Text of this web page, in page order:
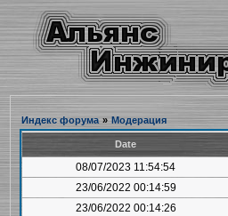
Индекс форума » Модерация
Date
08/07/2023 11:54:54
23/06/2022 00:14:59
23/06/2022 00:14:26